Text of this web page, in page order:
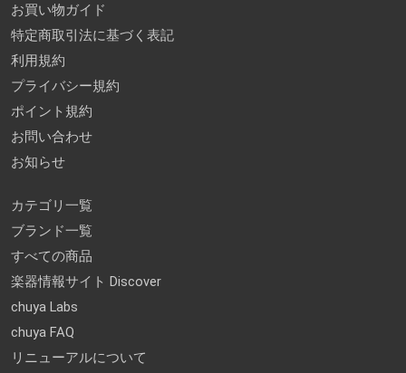
お買い物ガイド
特定商取引法に基づく表記
利用規約
プライバシー規約
ポイント規約
お問い合わせ
お知らせ
カテゴリ一覧
ブランド一覧
すべての商品
楽器情報サイト Discover
chuya Labs
chuya FAQ
リニューアルについて